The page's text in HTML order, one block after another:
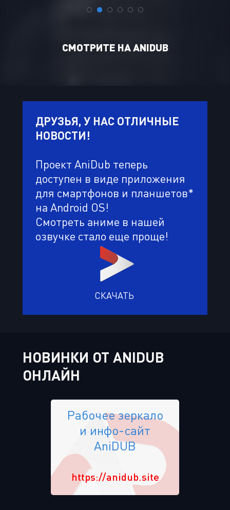
CМОТРИТЕ НА ANIDUB
ДРУЗЬЯ, У НАС ОТЛИЧНЫЕ
НОВОСТИ!
Проект AniDub теперь
доступен в виде приложения
для смартфонов и планшетов*
на Android OS!
Смотреть аниме в нашей
озвучке стало еще проще!
СКАЧАТЬ
НОВИНКИ ОТ ANIDUB
ОНЛАЙН
Рабочее зеркало
и инфо-сайт
AniDUB
https://anidub.site